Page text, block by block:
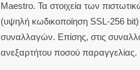
Maestro. Τα στοιχεία των
(υψηλή κωδικοποίηση SSL-256
συναλλαγών. Επίσης, στις
ανεξαρτήτου ποσού παραγγελίας.